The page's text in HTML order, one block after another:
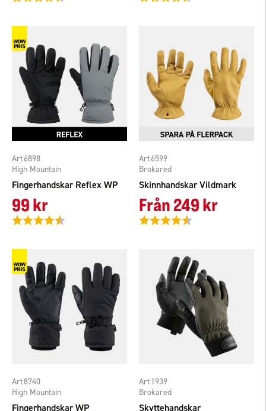
Fingerhandskar Reflex WP
High Mountain
6898
99 kr
Betyg:
Skinnhandskar Vildmark
Brokared
6599
Från249 kr
Betyg:
Fingerhandskar WP
High Mountain
8740
Skyttehandskar
Brokared
1939